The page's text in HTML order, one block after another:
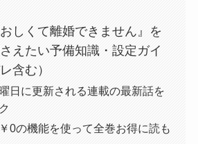
おしくて離婚できません』を
えたい予備知識・設定ガイ
含む）
日に更新される連載の最新話を
0の機能を使って全巻お得に読も